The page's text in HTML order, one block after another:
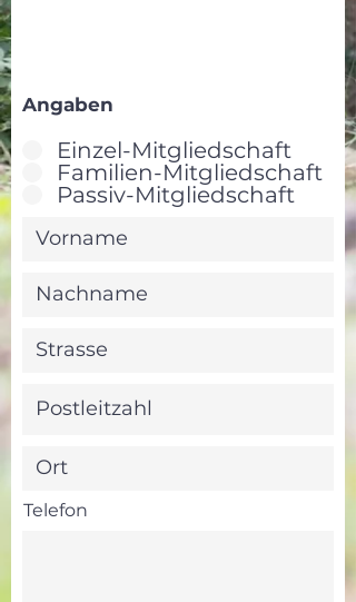
Angaben
Einzel-Mitgliedschaft
Familien-Mitgliedschaft
Passiv-Mitgliedschaft
Telefon